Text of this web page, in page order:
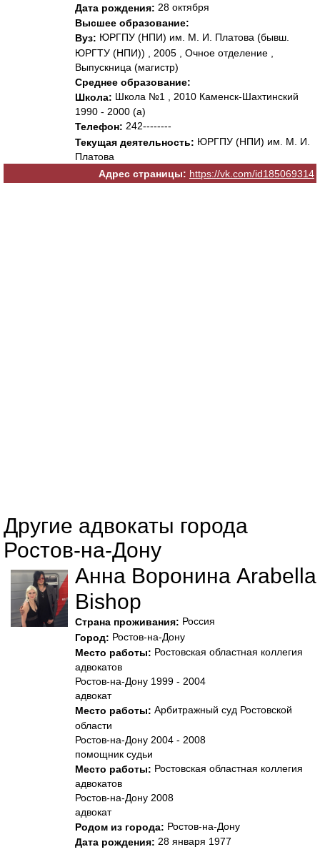
Дата рождения: 28 октября
Высшее образование:
Вуз: ЮРГПУ (НПИ) им. М. И. Платова (бывш.
ЮРГТУ (НПИ)) , 2005 , Очное отделение ,
Выпускница (магистр)
Среднее образование:
Школа: Школа №1 , 2010 Каменск-Шахтинский
1990 - 2000 (а)
Телефон: 242--------
Текущая деятельность: ЮРГПУ (НПИ) им. М. И.
Платова
Адрес страницы: https://vk.com/id185069314
Другие адвокаты города
Ростов-на-Дону
Анна Воронина Arabella
Bishop
Страна проживания: Россия
Город: Ростов-на-Дону
Место работы: Ростовская областная коллегия
адвокатов
Ростов-на-Дону 1999 - 2004
адвокат
Место работы: Арбитражный суд Ростовской
области
Ростов-на-Дону 2004 - 2008
помощник судьи
Место работы: Ростовская областная коллегия
адвокатов
Ростов-на-Дону 2008
адвокат
Родом из города: Ростов-на-Дону
Дата рождения: 28 января 1977